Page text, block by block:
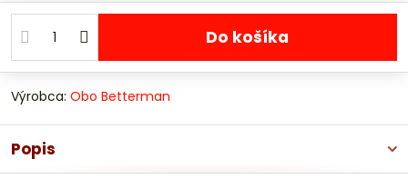
Do košíka
Výrobca: Obo Betterman
Popis